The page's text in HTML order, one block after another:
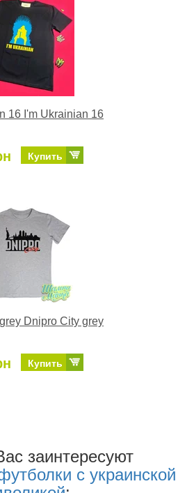
16 I'm Ukrainian 16
Купить
Dnipro City grey
Купить
заинтересуют
с украинской